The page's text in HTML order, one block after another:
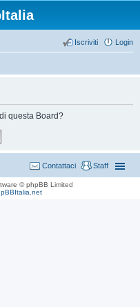
Login
Iscriviti
questa Board?
Staff
Contattaci
© phpBB Limited